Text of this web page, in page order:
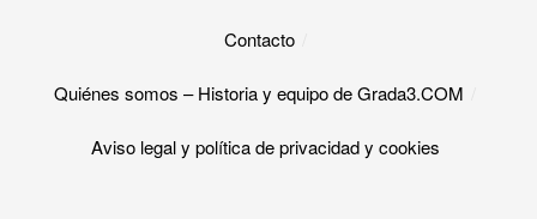
Contacto
Quiénes somos – Historia y equipo de Grada3.COM
Aviso legal y política de privacidad y cookies​